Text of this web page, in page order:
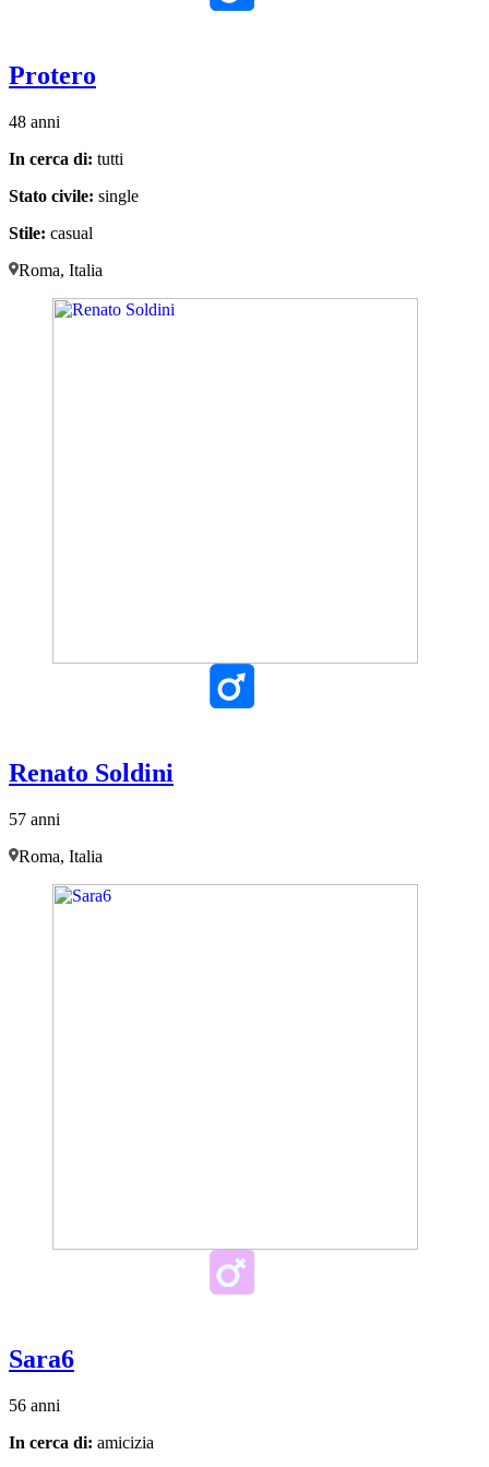
Protero
48 anni
In cerca di: tutti
Stato civile: single
Stile: casual
Roma, Italia
Renato Soldini
57 anni
Roma, Italia
Sara6
56 anni
In cerca di: amicizia